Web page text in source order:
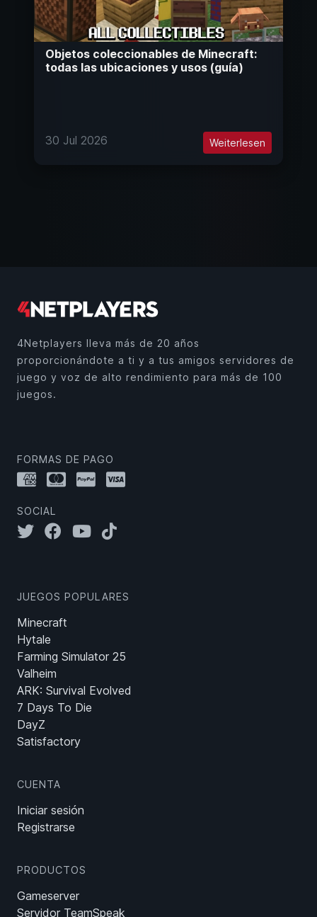
Objetos coleccionables de Minecraft:
todas las ubicaciones y usos (guía)
30 Jul 2026 Weiterlesen
4Netplayers lleva más de 20 años
proporcionándote a ti y a tus amigos servidores de
juego y voz de alto rendimiento para más de 100
juegos.
FORMAS DE PAGO
SOCIAL
JUEGOS POPULARES
Minecraft
Hytale
Farming Simulator 25
Valheim
ARK: Survival Evolved
7 Days To Die
DayZ
Satisfactory
CUENTA
Iniciar sesión
Registrarse
PRODUCTOS
Gameserver
Servidor TeamSpeak